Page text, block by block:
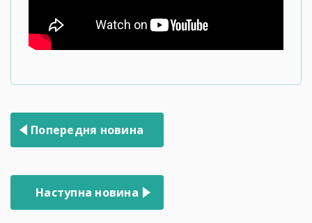
Навігація
записів
Попередня новина
Наступна новина